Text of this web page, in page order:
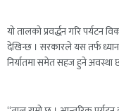
यो तालको प्रवर्द्धन गरि पर्यटन
देखिन्छ । सरकारले यस तर्फ
निर्यातमा समेत सहज हुने अवस्था